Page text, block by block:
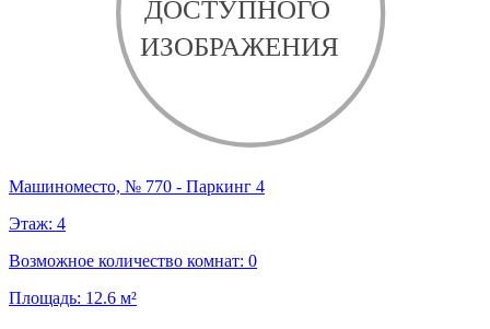
Машиноместо, № 770 - Паркинг 4
Этаж: 4
Возможное количество комнат: 0
Площадь: 12.6 м²